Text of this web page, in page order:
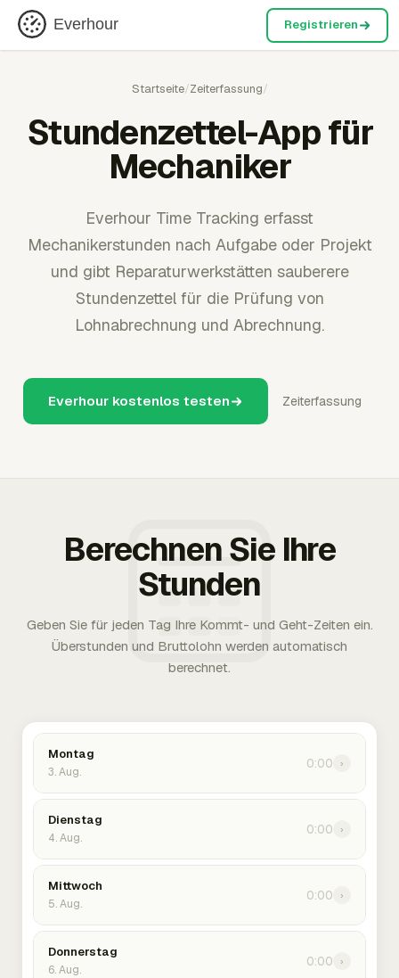
Everhour Registrieren
Startseite/Zeiterfassung/
Stundenzettel-App für
Mechaniker
Everhour Time Tracking erfasst
Mechanikerstunden nach Aufgabe oder Projekt
und gibt Reparaturwerkstätten sauberere
Stundenzettel für die Prüfung von
Lohnabrechnung und Abrechnung.
Everhour kostenlos testen Zeiterfassung
Berechnen Sie Ihre
Stunden
Geben Sie für jeden Tag Ihre Kommt- und Geht-Zeiten ein.
Überstunden und Bruttolohn werden automatisch
berechnet.
Montag
3. Aug.
0:00 ›
Dienstag
4. Aug.
0:00 ›
Mittwoch
5. Aug.
0:00 ›
Donnerstag
6. Aug.
0:00 ›